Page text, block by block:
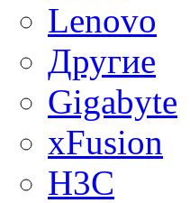
Lenovo
Другие
Gigabyte
xFusion
H3C